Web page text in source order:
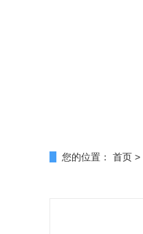
您的位置： 首页 >